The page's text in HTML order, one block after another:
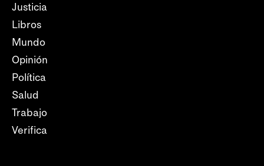
Justicia
Libros
Mundo
Opinión
Política
Salud
Trabajo
Verifica